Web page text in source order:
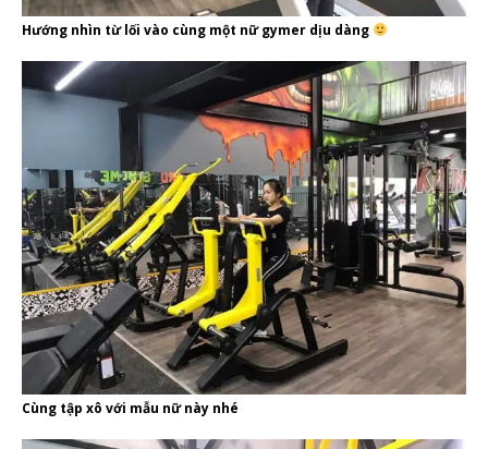
Hướng nhìn từ lối vào cùng một nữ gymer dịu dàng
Cùng tập xô với mẫu nữ này nhé